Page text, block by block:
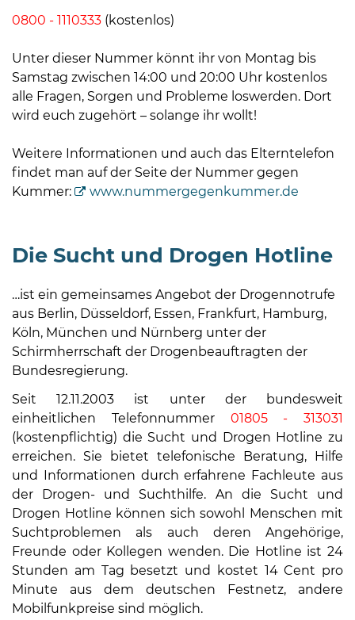
der
nach
Vereinbarung.
0800 - 1110333 (kostenlos)
Unter dieser Nummer könnt ihr von Montag bis
Samstag zwischen 14:00 und 20:00 Uhr kostenlos
alle Fragen, Sorgen und Probleme loswerden. Dort
wird euch zugehört – solange ihr wollt!
Weitere Informationen und auch das Elterntelefon
findet man auf der Seite der Nummer gegen
Kummer:
www.nummergegenkummer.de
Die Sucht und Drogen Hotline
…ist ein gemeinsames Angebot der Drogennotrufe
aus Berlin, Düsseldorf, Essen, Frankfurt, Hamburg,
Köln, München und Nürnberg unter der
Schirmherrschaft der Drogenbeauftragten der
Bundesregierung.
Seit 12.11.2003 ist unter der bundesweit
einheitlichen Telefonnummer 01805 - 313031
(kostenpflichtig) die Sucht und Drogen Hotline zu
erreichen. Sie bietet telefonische Beratung, Hilfe
und Informationen durch erfahrene Fachleute aus
der Drogen- und Suchthilfe. An die Sucht und
Drogen Hotline können sich sowohl Menschen mit
Suchtproblemen als auch deren Angehörige,
Freunde oder Kollegen wenden. Die Hotline ist 24
Stunden am Tag besetzt und kostet 14 Cent pro
Minute aus dem deutschen Festnetz, andere
Mobilfunkpreise sind möglich.